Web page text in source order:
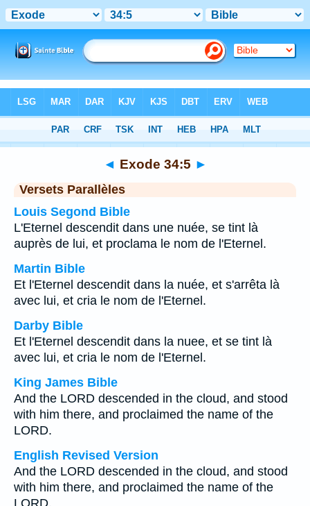
Chapitre 34> Verset 5
◄ Exode 34:5 ►
Versets Parallèles
Louis Segond Bible
L'Eternel descendit dans une nuée, se tint là
auprès de lui, et proclama le nom de l'Eternel.
Martin Bible
Et l'Eternel descendit dans la nuée, et s'arrêta là
avec lui, et cria le nom de l'Eternel.
Darby Bible
Et l'Eternel descendit dans la nuee, et se tint là
avec lui, et cria le nom de l'Eternel.
King James Bible
And the LORD descended in the cloud, and stood
with him there, and proclaimed the name of the
LORD.
English Revised Version
And the LORD descended in the cloud, and stood
with him there, and proclaimed the name of the
LORD.